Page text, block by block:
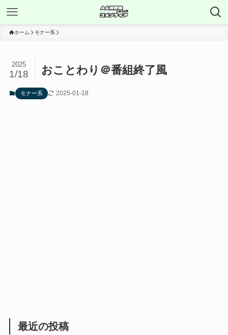
ホーム モナー系
おことわり＠番組終了風
2025
1/18
モナー系 2025-01-18
最近の投稿